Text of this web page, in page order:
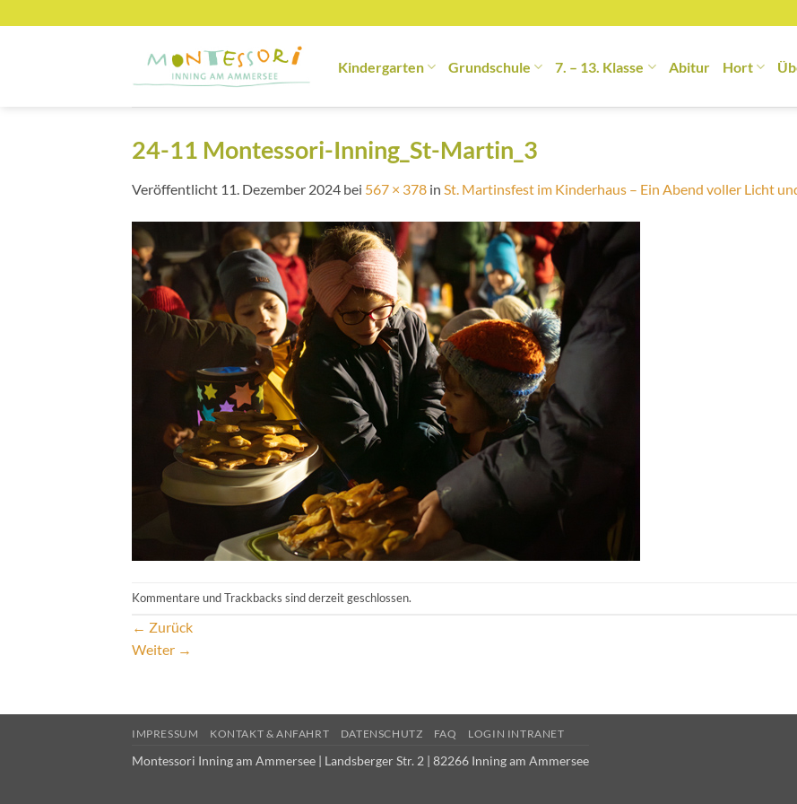
Kindergarten Grundschule 7. – 13. Klasse Abitur Hort
24-11 Montessori-Inning_St-Martin_3
Veröffentlicht 11. Dezember 2024 bei 567 × 378 in St. Martinsfest im Kinderhaus – Ein Abend voller Licht
Kommentare und Trackbacks sind derzeit geschlossen.
← Zurück
Weiter →
IMPRESSUM KONTAKT & ANFAHRT DATENSCHUTZ FAQ LOGIN INTRANET
Montessori Inning am Ammersee | Landsberger Str. 2 | 82266 Inning am Ammersee